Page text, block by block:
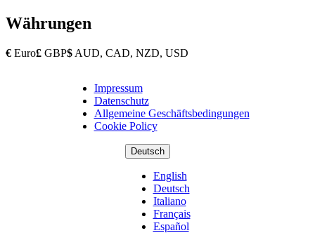
Währungen
€ Euro£ GBP$ AUD, CAD, NZD, USD
Copyright
Footer
Impressum
Datenschutz
Allgemeine Geschäftsbedingungen
Cookie Policy
Deutsch
English
Deutsch
Italiano
Français
Español